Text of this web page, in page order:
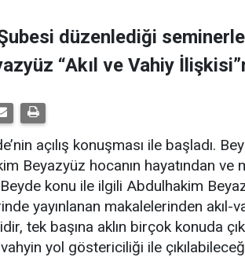
düzenlediği
“Akıl ve Vahiy
açılış konuşması ile başladı.
Beyazyüz hocanın hayatından ve
Beyde konu ile ilgili Abdulhakim
yayınlanan makalelerinden akıl-
tek başına aklın birçok konuda
yol göstericiliği ile